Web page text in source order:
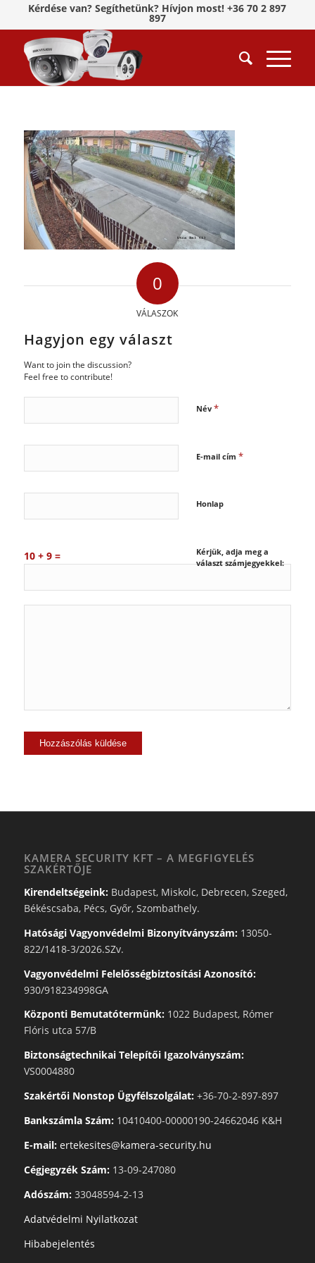
Kérdése van? Segíthetünk? Hívjon most! +36 70 2 897
897
0
VÁLASZOK
Hagyjon egy választ
Want to join the discussion?
Feel free to contribute!
Név *
E-mail cím *
Honlap
Kérjük, adja meg a
választ számjegyekkel:
10 + 9 =
KAMERA SECURITY KFT – A MEGFIGYELÉS
SZAKÉRTŐJE
Kirendeltségeink:Budapest, Miskolc, Debrecen, Szeged,
Békéscsaba, Pécs, Győr, Szombathely.
Hatósági Vagyonvédelmi Bizonyítványszám:13050-
822/1418-3/2026.SZv.
Vagyonvédelmi Felelősségbiztosítási Azonosító:
930/918234998GA
Központi Bemutatótermünk:1022 Budapest, Rómer
Flóris utca 57/B
Biztonságtechnikai Telepítői Igazolványszám:
VS0004880
Szakértői Nonstop Ügyfélszolgálat:+36-70-2-897-897
Bankszámla Szám:10410400-00000190-24662046 K&H
E-mail: ertekesites@kamera-security.hu
Cégjegyzék Szám:13-09-247080
Adószám:33048594-2-13
Adatvédelmi Nyilatkozat
Hibabejelentés